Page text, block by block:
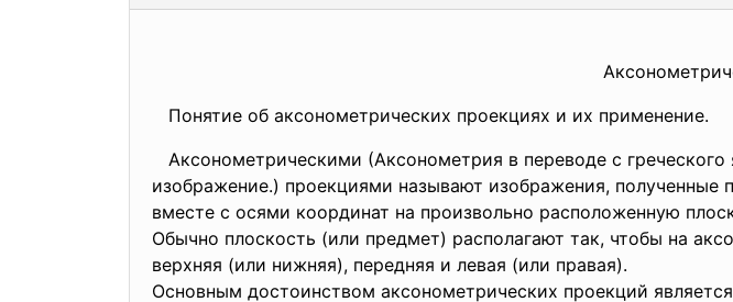
Понятие об аксонометрических проекциях и их применение.
Аксонометрическими (Аксонометрия в переводе с
изображение.) проекциями называют изображения,
вместе с осями координат на произвольно расположенную
Обычно плоскость (или предмет) располагают так, чтобы на
верхняя (или нижняя), передняя и левая (или правая).
Основным достоинством аксонометрических проекций